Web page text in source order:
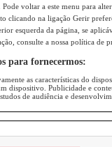
voltar a este menu para
clicando na ligação Gerir
esquerda da página, se
consulte a nossa política de
para fornecermos:
as características do
dispositivo. Publicidade e
de audiência e